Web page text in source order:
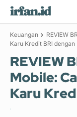
irfan.id
Keuangan
REVIEW
Karu Kredit BRI dengan
REVIEW
Mobile:
Karu